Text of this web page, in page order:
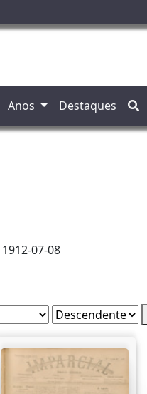
Anos Destaques
1912-07-08